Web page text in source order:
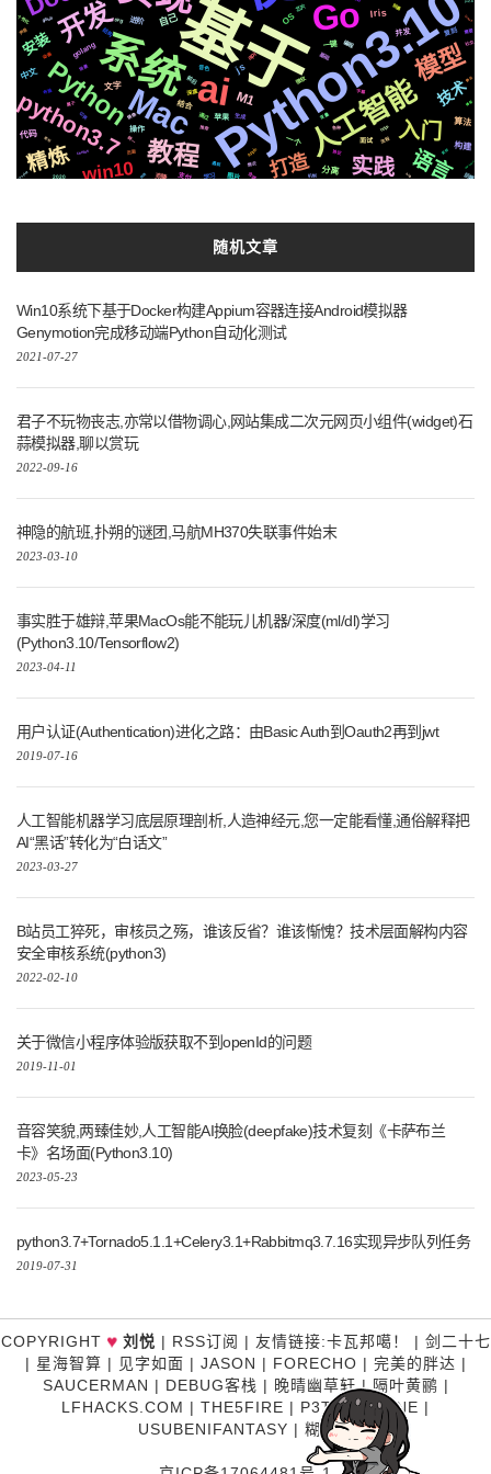
基于
Python3.10
系统ai
Go
Mac 人工智能
开发
Python
教程
模型
python3.7
实践
入门
精炼 语言
打造
win10
技术
安装
M1
自己
js
Iris
OS
文字
分离
中文
算法
代码
构建
golang 一键
进阶
结合
苹果
并发
操作
一个 面试
api
图片
复刻
学习
支付
克隆
音色
芯片
前后
基础
2020
微软
后端
深度
编程
通过
svg
生成
结构
字幕
变量
推荐
场景
阻塞
镜像
Apple
各种
遇到
统一
github
切换
动画
属于
情况
协议
合成
页面
https
布局
个性化
流程
声音
机制
社交
centos
需要
Linux
转换
静态
图标
博客
http
定时
FastAPI
Redisearch
随机文章
Win10系统下基于Docker构建Appium容器连接Android模拟器
Genymotion完成移动端Python自动化测试
2021-07-27
君子不玩物丧志,亦常以借物调心,网站集成二次元网页小组件(widget)石
蒜模拟器,聊以赏玩
2022-09-16
神隐的航班,扑朔的谜团,马航MH370失联事件始末
2023-03-10
事实胜于雄辩,苹果MacOs能不能玩儿机器/深度(ml/dl)学习
(Python3.10/Tensorflow2)
2023-04-11
用户认证(Authentication)进化之路：由Basic Auth到Oauth2再到jwt
2019-07-16
人工智能机器学习底层原理剖析,人造神经元,您一定能看懂,通俗解释把
AI“黑话”转化为“白话文”
2023-03-27
B站员工猝死，审核员之殇，谁该反省？谁该惭愧？技术层面解构内容
安全审核系统(python3)
2022-02-10
关于微信小程序体验版获取不到openId的问题
2019-11-01
音容笑貌,两臻佳妙,人工智能AI换脸(deepfake)技术复刻《卡萨布兰
卡》名场面(Python3.10)
2023-05-23
python3.7+Tornado5.1.1+Celery3.1+Rabbitmq3.7.16实现异步队列任务
2019-07-31
COPYRIGHT ♥ 刘悦 | RSS订阅 | 友情链接:卡瓦邦噶！ | 剑二十七
| 星海智算 | 见字如面 | JASON | FORECHO | 完美的胖达 |
SAUCERMAN | DEBUG客栈 | 晚晴幽草轩| 隔叶黄鹂 |
LFHACKS.COM | THE5FIRE | P3TERX ZONE |
USUBENIFANTASY | 糊涂说